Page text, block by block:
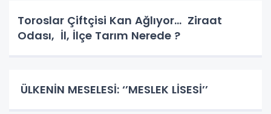
Toroslar Çiftçisi Kan Ağlıyor… Ziraat
Odası, İl, İlçe Tarım Nerede ?
ÜLKENİN MESELESİ: ‘’MESLEK LİSESİ’’